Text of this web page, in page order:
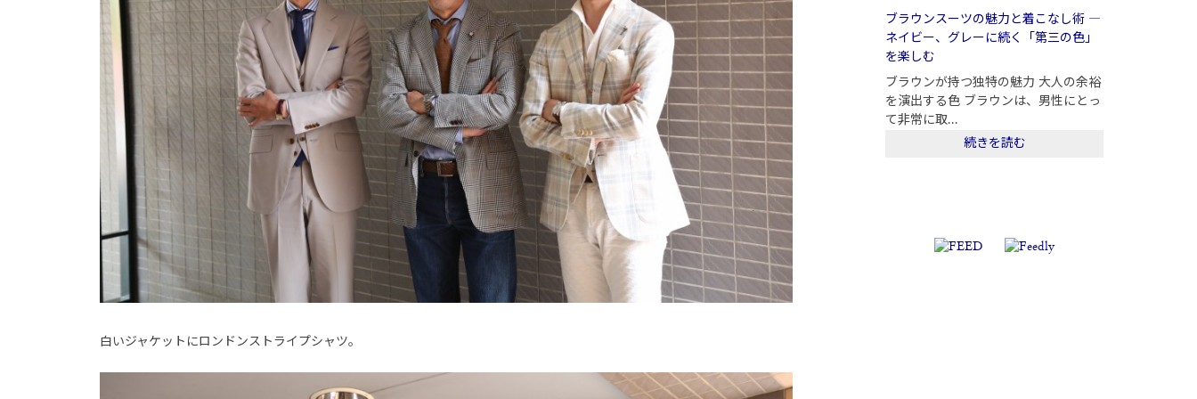
白いジャケットにロンドンストライプシャツ。
ブラウンスーツの魅力と着こなし術 ―
ネイビー、グレーに続く「第三の色」
を楽しむ
ブラウンが持つ独特の魅力 大人の余裕
を演出する色 ブラウンは、男性にとっ
て非常に取...
続きを読む